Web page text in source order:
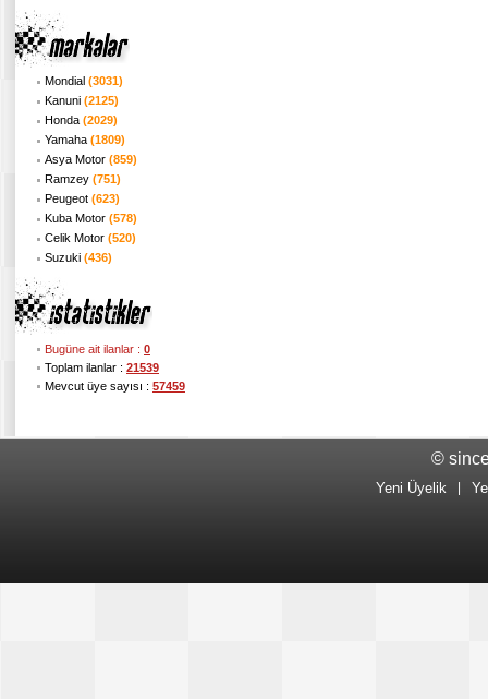
Mondial (3031)
Kanuni (2125)
Honda (2029)
Yamaha (1809)
Asya Motor (859)
Ramzey (751)
Peugeot (623)
Kuba Motor (578)
Celik Motor (520)
Suzuki (436)
Bugüne ait ilanlar : 0
Toplam ilanlar : 21539
Mevcut üye sayısı : 57459
©
Yeni Üyelik